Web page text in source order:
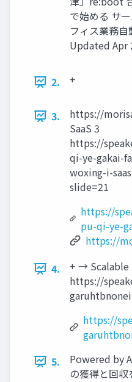
で始める サ
フィス業務
Updated Apr
2. +
3.
https://
SaaS 3
https://
qi-ye-gakai-
woxing-i-
slide=21
https://
pu-qi-ye-
https://
4.
+ → Scalable
https://
https://
5.
Powered by
の獲得と回